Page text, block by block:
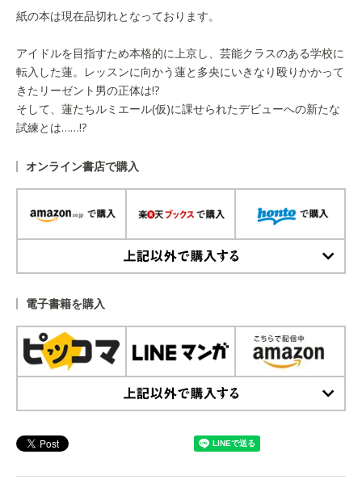
紙の本は現在品切れとなっております。
アイドルを目指すため本格的に上京し、芸能クラスのある学校に
転入した蓮。レッスンに向かう蓮と多央にいきなり殴りかかって
きたリーゼント男の正体は!?
そして、蓮たちルミエール(仮)に課せられたデビューへの新たな
試練とは……!?
オンライン書店で購入
電子書籍を購入